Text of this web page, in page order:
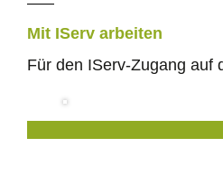
Mit IServ arbeiten
Für den IServ-Zugang auf